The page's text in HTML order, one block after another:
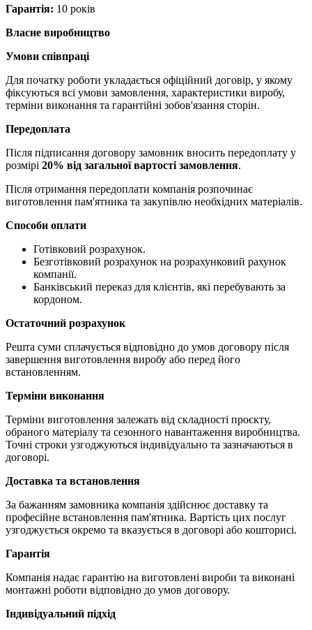
Гарантія: 10 років
Власне виробництво
Умови співпраці
Для початку роботи укладається офіційний договір, у якому
фіксуються всі умови замовлення, характеристики виробу,
терміни виконання та гарантійні зобов'язання сторін.
Передоплата
Після підписання договору замовник вносить передоплату у
розмірі 20% від загальної вартості замовлення.
Після отримання передоплати компанія розпочинає
виготовлення пам'ятника та закупівлю необхідних матеріалів.
Способи оплати
Готівковий розрахунок.
Безготівковий розрахунок на розрахунковий рахунок
компанії.
Банківський переказ для клієнтів, які перебувають за
кордоном.
Остаточний розрахунок
Решта суми сплачується відповідно до умов договору після
завершення виготовлення виробу або перед його
встановленням.
Терміни виконання
Терміни виготовлення залежать від складності проєкту,
обраного матеріалу та сезонного навантаження виробництва.
Точні строки узгоджуються індивідуально та зазначаються в
договорі.
Доставка та встановлення
За бажанням замовника компанія здійснює доставку та
професійне встановлення пам'ятника. Вартість цих послуг
узгоджується окремо та вказується в договорі або кошторисі.
Гарантія
Компанія надає гарантію на виготовлені вироби та виконані
монтажні роботи відповідно до умов договору.
Індивідуальний підхід